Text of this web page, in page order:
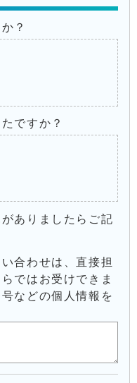
？
ですか？
ありましたらご記
合わせは、直接担
ではお受けできま
などの個人情報を